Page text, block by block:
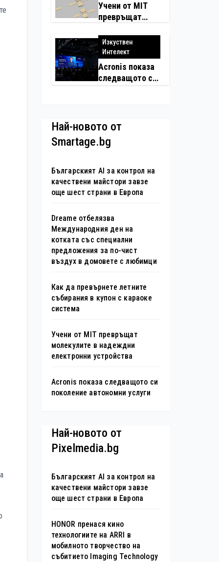
Учени от MIT
превръщат
надеждни
електронни
устройства
Изкуствен
Интелект
Acronis показа
следващото си
Най-новото от
Smartage.bg
Българският AI за контрол на
качествени майстори завзе
още шест страни в Европа
Dreame отбелязва
Международния ден на
котката със специални
предложения за по-чист
въздух в домовете с любимци
Как да превърнете летните
събирания в купон с караоке
система
Учени от MIT превръщат
молекулите в надеждни
електронни устройства
Acronis показа следващото си
поколение автономни услуги
Най-новото от
Pixelmedia.bg
Българският AI за контрол на
качествени майстори завзе
още шест страни в Европа
HONOR пренася кино
технологиите на ARRI в
мобилното творчество на
събитието Imaging Technology